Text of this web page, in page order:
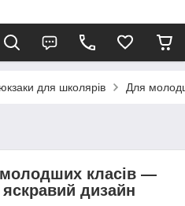
для школярів Для
класів —
яскравий дизайн